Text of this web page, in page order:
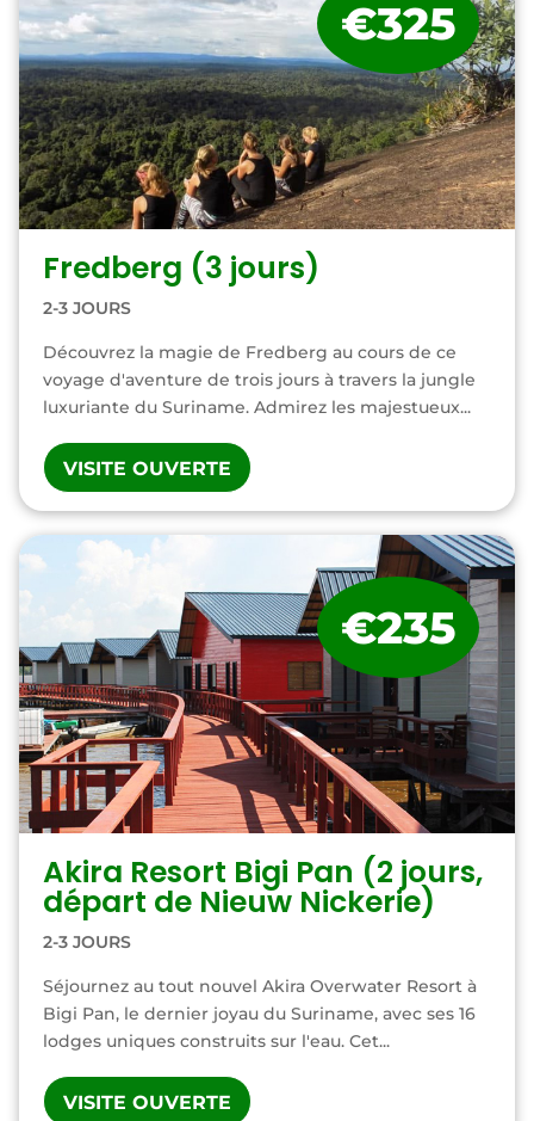
Fredberg (3 jours)
2-3 JOURS
Découvrez la magie de Fredberg au cours de ce
voyage d'aventure de trois jours à travers la jungle
luxuriante du Suriname. Admirez les majestueux...
VISITE OUVERTE
€325
Akira Resort Bigi Pan (2 jours,
départ de Nieuw Nickerie)
2-3 JOURS
Séjournez au tout nouvel Akira Overwater Resort à
Bigi Pan, le dernier joyau du Suriname, avec ses 16
lodges uniques construits sur l'eau. Cet...
VISITE OUVERTE
€235